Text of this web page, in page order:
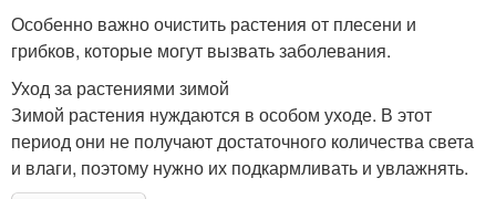
Особенно важно очистить растения от плесени и
грибков, которые могут вызвать заболевания.
Уход за растениями зимой
Зимой растения нуждаются в особом уходе. В этот
период они не получают достаточного количества света
и влаги, поэтому нужно их подкармливать и увлажнять.